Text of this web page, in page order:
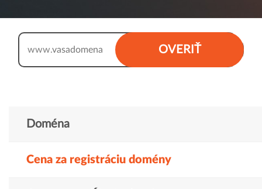
OVERIŤ
www.
Doména
Cena za registráciu domény